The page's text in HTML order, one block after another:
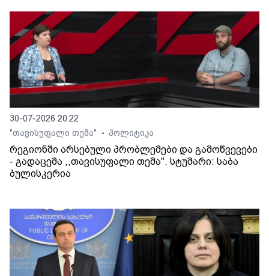
30-07-2026 20:22
"თავისუფალი თემა"
• პოლიტიკა
რეგიონში არსებული პრობლემები და გამოწვევები
- გადაცემა ,,თავისუფალი თემა". სტუმარი: საბა
ბულისკერია